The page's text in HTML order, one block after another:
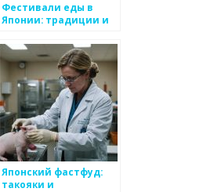
Фестивали еды в
Японии: традиции и
Японский фастфуд:
такояки и